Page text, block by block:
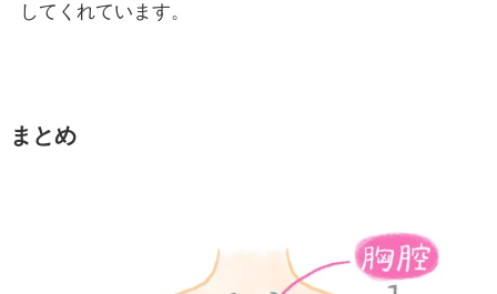
してくれています。
まとめ